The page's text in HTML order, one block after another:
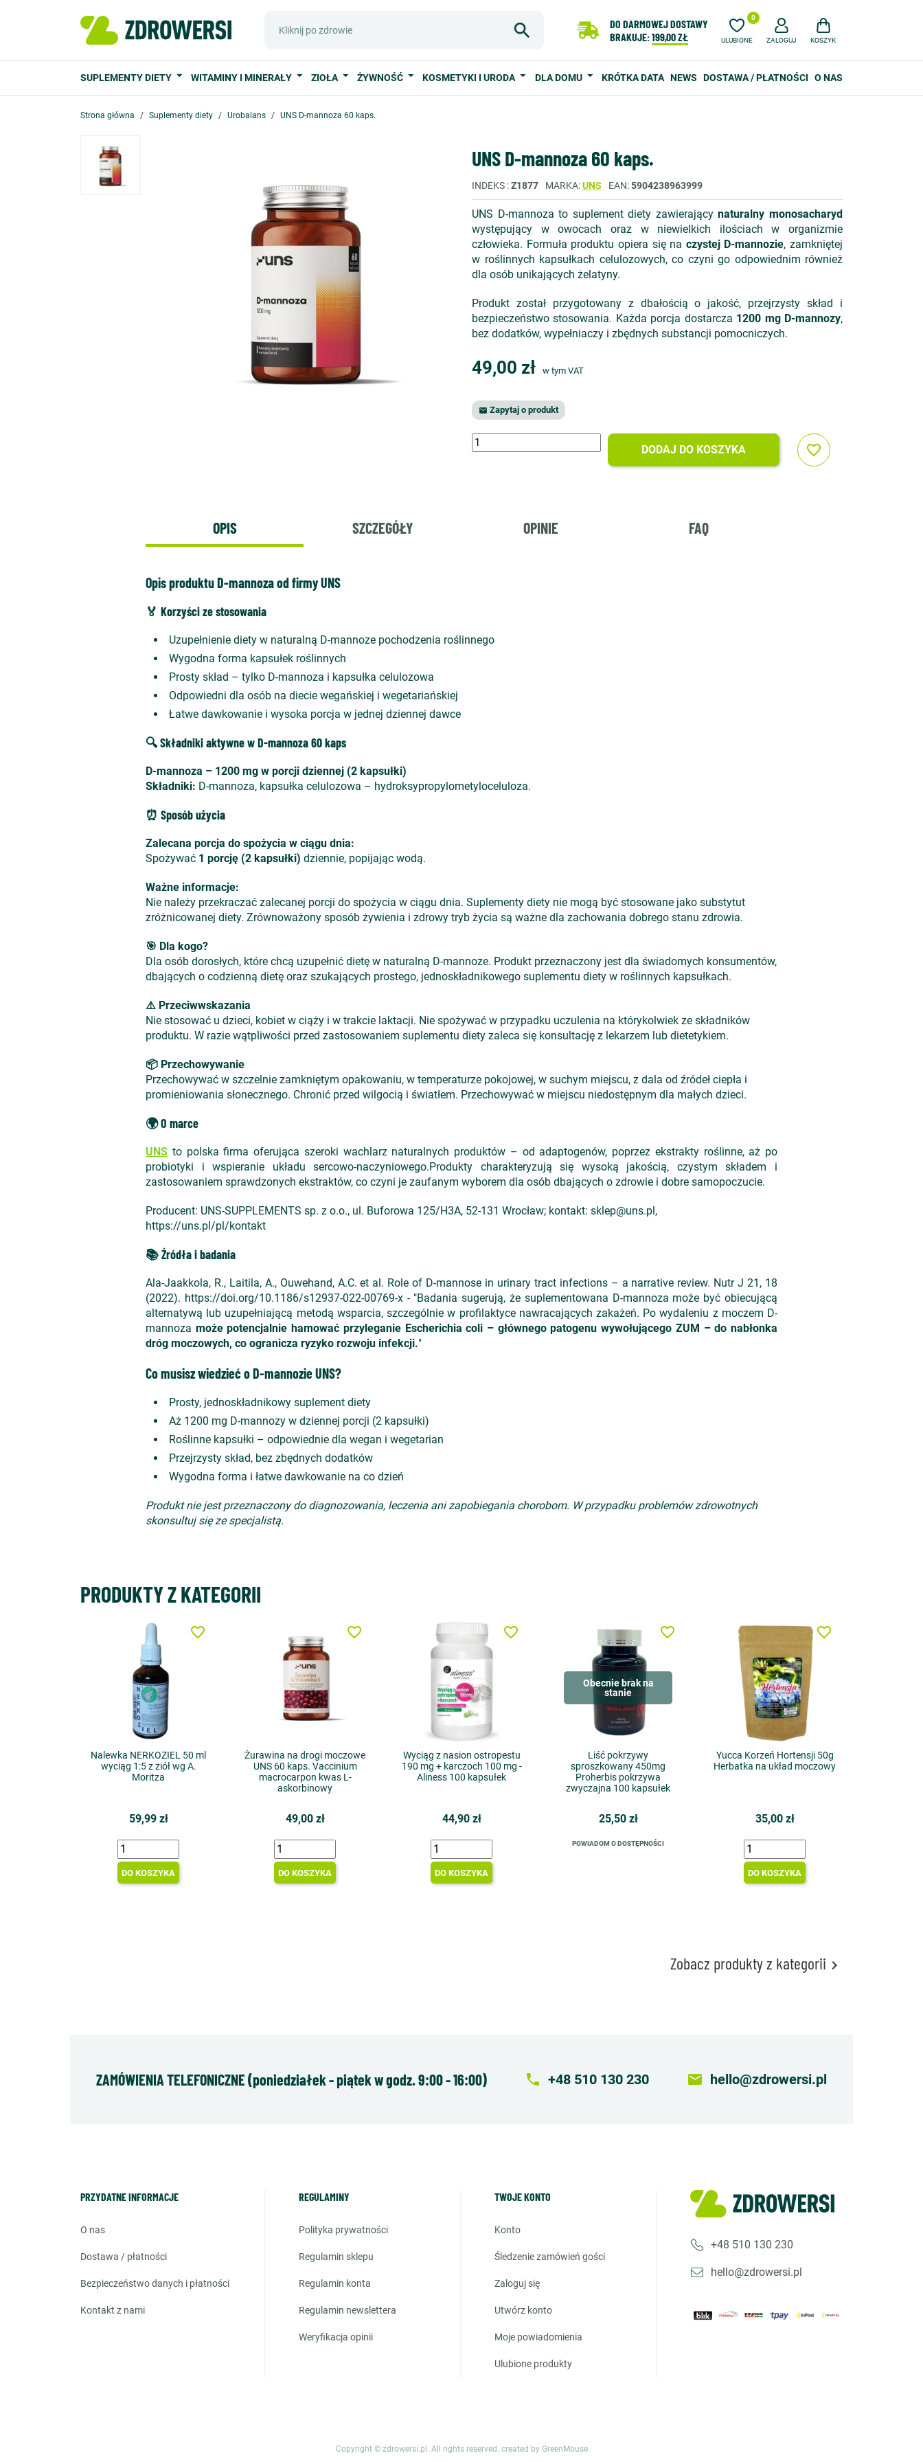
DO DARMOWEJ DOSTAWY
BRAKUJE:199,00 ZŁ ULUBIONE
0
ZALOGUJ KOSZYK
SUPLEMENTY DIETY WITAMINY I MINERAŁY ZIOŁA ŻYWNOŚĆ KOSMETYKI I URODA DLA DOMU KRÓTKA DATA NEWS DOSTAWA / PŁATNOŚCI O NAS
Strona główna Suplementy diety Urobalans UNS D-mannoza 60 kaps.
UNS D-mannoza 60 kaps.
INDEKS Z1877 MARKA UNS EAN 5904238963999
UNS D-mannoza to suplement diety zawierającynaturalny monosacharyd
występujący w owocach oraz w niewielkich ilościach w organizmie
człowieka. Formuła produktu opiera się na czystej D-mannozie, zamkniętej
w roślinnych kapsułkach celulozowych, co czyni go odpowiednim również
dla osób unikających żelatyny.
Produkt został przygotowany z dbałością o jakość, przejrzysty skład i
bezpieczeństwo stosowania. Każda porcja dostarcza 1200 mg D-mannozy,
bez dodatków, wypełniaczy i zbędnych substancji pomocniczych.
49,00 zł w tym VAT
 Zapytaj o produkt
DODAJ DO KOSZYKA favorite_border
OPIS SZCZEGÓŁY OPINIE FAQ
Opis produktu D-mannoza od firmy UNS
🏅 Korzyści ze stosowania
Uzupełnienie diety w naturalną D-mannoze pochodzenia roślinnego
Wygodna forma kapsułek roślinnych
Prosty skład – tylko D-mannoza i kapsułka celulozowa
Odpowiedni dla osób na diecie wegańskiej i wegetariańskiej
Łatwe dawkowanie i wysoka porcja w jednej dziennej dawce
🔍 Składniki aktywne w D-mannoza 60 kaps
D-mannoza – 1200 mg w porcji dziennej (2 kapsułki)
Składniki: D-mannoza, kapsułka celulozowa – hydroksypropylometyloceluloza.
⏰ Sposób użycia
Zalecana porcja do spożycia w ciągu dnia:
Spożywać 1 porcję (2 kapsułki) dziennie, popijając wodą.
Ważne informacje:
Nie należy przekraczać zalecanej porcji do spożycia w ciągu dnia. Suplementy diety nie mogą być stosowane jako substytut
zróżnicowanej diety. Zrównoważony sposób żywienia i zdrowy tryb życia są ważne dla zachowania dobrego stanu zdrowia.
🎯 Dla kogo?
Dla osób dorosłych, które chcą uzupełnić dietę w naturalną D-mannoze. Produkt przeznaczony jest dla świadomych konsumentów,
dbających o codzienną dietę oraz szukających prostego, jednoskładnikowego suplementu diety w roślinnych kapsułkach.
⚠️ Przeciwwskazania
Nie stosować u dzieci, kobiet w ciąży i w trakcie laktacji. Nie spożywać w przypadku uczulenia na którykolwiek ze składników
produktu. W razie wątpliwości przed zastosowaniem suplementu diety zaleca się konsultację z lekarzem lub dietetykiem.
📦 Przechowywanie
Przechowywać w szczelnie zamkniętym opakowaniu, w temperaturze pokojowej, w suchym miejscu, z dala od źródeł ciepła i
promieniowania słonecznego. Chronić przed wilgocią i światłem. Przechowywać w miejscu niedostępnym dla małych dzieci.
🌍 O marce
UNS to polska firma oferująca szeroki wachlarz naturalnych produktów – od adaptogenów, poprzez ekstrakty roślinne, aż po
probiotyki i wspieranie układu sercowo-naczyniowego.Produkty charakteryzują się wysoką jakością, czystym składem i
zastosowaniem sprawdzonych ekstraktów, co czyni je zaufanym wyborem dla osób dbających o zdrowie i dobre samopoczucie.
Producent: UNS-SUPPLEMENTS sp. z o.o., ul. Buforowa 125/H3A, 52-131 Wrocław; kontakt: sklep@uns.pl,
https://uns.pl/pl/kontakt
📚 Źródła i badania
Ala-Jaakkola, R., Laitila, A., Ouwehand, A.C. et al. Role of D-mannose in urinary tract infections – a narrative review. Nutr J 21, 18
(2022). https://doi.org/10.1186/s12937-022-00769-x- "Badania sugerują, że suplementowana D-mannoza może być obiecującą
alternatywą lub uzupełniającą metodą wsparcia, szczególnie w profilaktyce nawracających zakażeń. Po wydaleniu z moczem D-
mannoza może potencjalnie hamować przyleganie Escherichia coli – głównego patogenu wywołującego ZUM – do nabłonka
dróg moczowych, co ogranicza ryzyko rozwoju infekcji."
Co musisz wiedzieć o D-mannozie UNS?
Prosty, jednoskładnikowy suplement diety
Aż 1200 mg D-mannozy w dziennej porcji (2 kapsułki)
Roślinne kapsułki – odpowiednie dla wegan i wegetarian
Przejrzysty skład, bez zbędnych dodatków
Wygodna forma i łatwe dawkowanie na co dzień
Produkt nie jest przeznaczony do diagnozowania, leczenia ani zapobiegania chorobom. W przypadku problemów zdrowotnych
skonsultuj się ze specjalistą.
PRODUKTY Z KATEGORII
Nalewka NERKOZIEL 50 ml
wyciąg 1:5 z ziół wg A.
Moritza
59,99 zł
DO KOSZYKA
favorite_border
Żurawina na drogi moczowe
UNS 60 kaps. Vaccinium
macrocarpon kwas L-
askorbinowy
49,00 zł
DO KOSZYKA
favorite_border
Wyciąg z nasion ostropestu
190 mg + karczoch 100 mg -
Aliness 100 kapsułek
44,90 zł
DO KOSZYKA
favorite_border
Obecnie brak na
stanie
Liść pokrzywy
sproszkowany 450mg
Proherbis pokrzywa
zwyczajna 100 kapsułek
25,50 zł
POWIADOM O DOSTĘPNOŚCI
favorite_border
Yucca Korzeń Hortensji 50g
Herbatka na układ moczowy
35,00 zł
DO KOSZYKA
favorite_border
Zobacz produkty z kategorii 
ZAMÓWIENIA TELEFONICZNE (poniedziałek - piątek w godz. 9:00 - 16:00) local_phone +48 510 130 230 email hello@zdrowersi.pl
PRZYDATNE INFORMACJE
o nas
dostawa / płatności
bezpieczeństwo danych i płatności
kontakt z nami
REGULAMINY
polityka prywatności
regulamin sklepu
regulamin konta
regulamin newslettera
weryfikacja opinii
TWOJE KONTO
konto
śledzenie zamówień gości
zaloguj się
utwórz konto
moje powiadomienia
ulubione produkty
+48 510 130 230
hello@zdrowersi.pl
Copyright © zdrowersi.pl. All rights reserved. created by GreenMouse